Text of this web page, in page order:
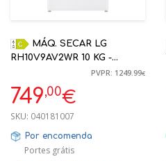
RH10V9AV2WR 10 KG -
BOMBA DE CALOR -
BRANCO C AUTOCLEAN
PVPR: 1249.99€
749,00€
SKU: 040181007
Por encomenda
Portes grátis